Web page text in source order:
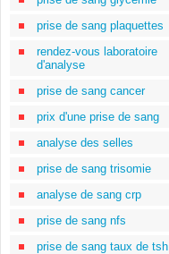
prise de sang plaquettes
rendez-vous laboratoire
d'analyse
prise de sang cancer
prix d'une prise de sang
analyse des selles
prise de sang trisomie
analyse de sang crp
prise de sang nfs
prise de sang taux de tsh